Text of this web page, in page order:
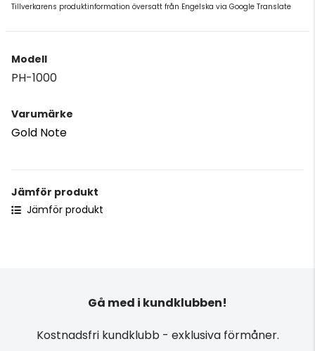
Tillverkarens produktinformation översatt från Engelska via Google Translate
Modell
PH-1000
Varumärke
Gold Note
Jämför produkt
Jämför produkt
Gå med i kundklubben!
Kostnadsfri kundklubb - exklusiva förmåner.